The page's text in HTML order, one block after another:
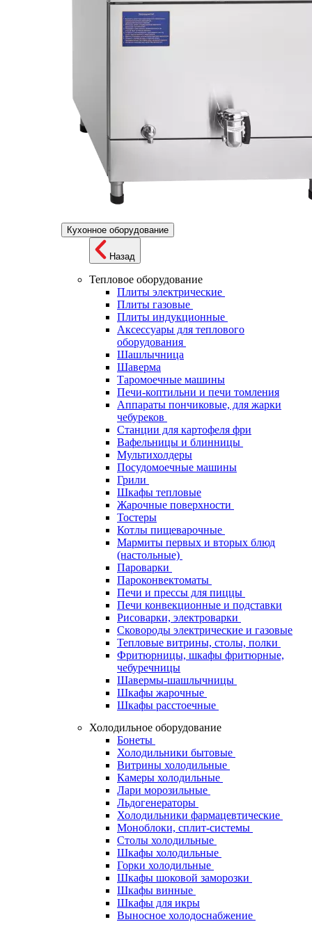
Кухонное оборудование
Назад
Тепловое оборудование
Плиты электрические
Плиты газовые
Плиты индукционные
Аксессуары для теплового
оборудования
Шашлычница
Шаверма
Таромоечные машины
Печи-коптильни и печи томления
Аппараты пончиковые, для жарки
чебуреков
Станции для картофеля фри
Вафельницы и блинницы
Мультихолдеры
Посудомоечные машины
Грили
Шкафы тепловые
Жарочные поверхности
Тостеры
Котлы пищеварочные
Мармиты первых и вторых блюд
(настольные)
Пароварки
Пароконвектоматы
Печи и прессы для пиццы
Печи конвекционные и подставки
Рисоварки, электроварки
Сковороды электрические и газовые
Тепловые витрины, столы, полки
Фритюрницы, шкафы фритюрные,
чебуречницы
Шавермы-шашлычницы
Шкафы жарочные
Шкафы расстоечные
Холодильное оборудование
Бонеты
Холодильники бытовые
Витрины холодильные
Камеры холодильные
Лари морозильные
Льдогенераторы
Холодильники фармацевтические
Моноблоки, сплит-системы
Столы холодильные
Шкафы холодильные
Горки холодильные
Шкафы шоковой заморозки
Шкафы винные
Шкафы для икры
Выносное холодоснабжение